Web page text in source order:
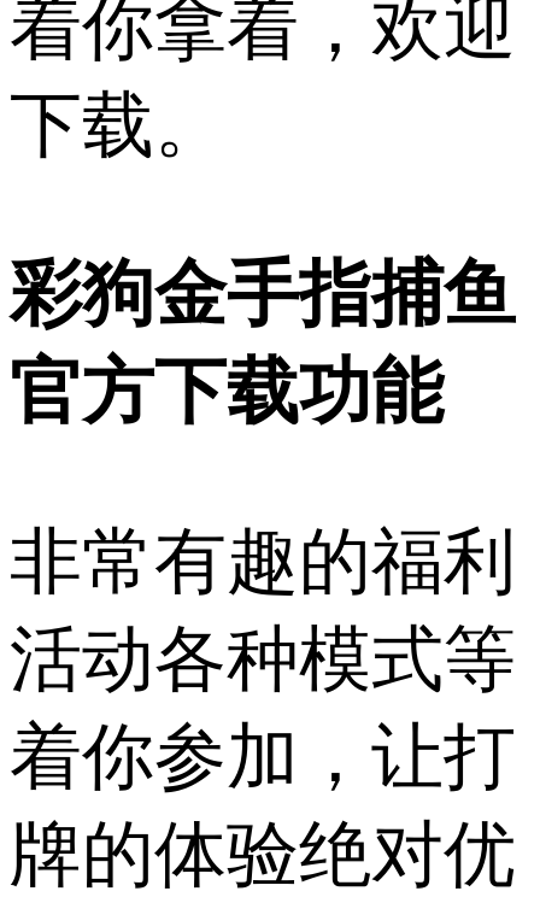
着你拿着，欢迎
下载。
彩狗金手指捕鱼
官方下载功能
非常有趣的福利
活动各种模式等
着你参加，让打
牌的体验绝对优